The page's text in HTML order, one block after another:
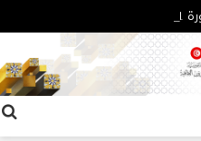
11